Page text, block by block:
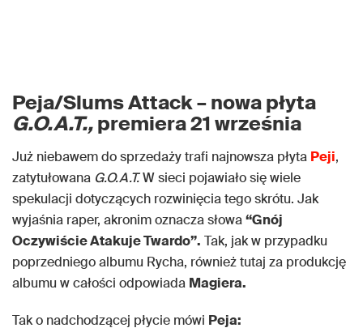
Peja/Slums Attack – nowa płyta
G.O.A.T.,premiera 21 września
Już niebawem do sprzedaży trafi najnowsza płyta Peji,
zatytułowana G.O.A.T.W sieci pojawiało się wiele
spekulacji dotyczących rozwinięcia tego skrótu. Jak
wyjaśnia raper, akronim oznacza słowa“Gnój
Oczywiście Atakuje Twardo”. Tak, jak w przypadku
poprzedniego albumu Rycha, również tutaj za produkcję
albumu w całości odpowiada Magiera.
Tak o nadchodzącej płycie mówi Peja: